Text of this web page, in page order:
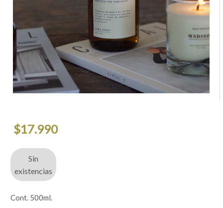
$17.990
Sin
existencias
Cont. 500ml.